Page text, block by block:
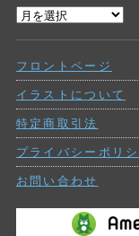
リ
ー
過
投
稿
フロントページ
イラストについて
特定商取引法
プライバシーポリシ
お問い合わせ